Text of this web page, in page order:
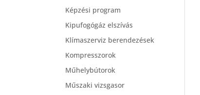
Képzési program
Kipufogógáz elszívás
Klímaszerviz berendezések
Kompresszorok
Műhelybútorok
Műszaki vizsgasor